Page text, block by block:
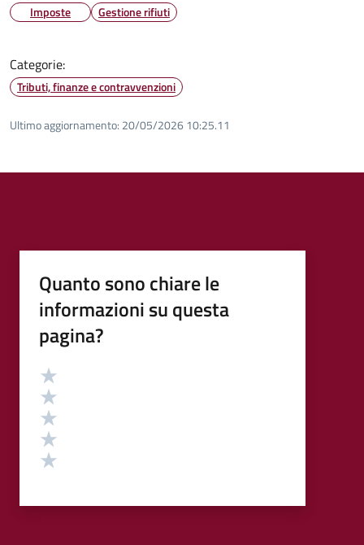
Imposte Gestione rifiuti
Categorie:
Tributi, finanze e contravvenzioni
Ultimo aggiornamento: 20/05/2026 10:25.11
Quanto sono chiare le
informazioni su questa
pagina?
Valutazione